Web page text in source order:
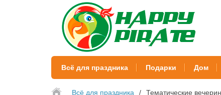
Всё для праздника Подарки Дом
Всё для праздника Тематические